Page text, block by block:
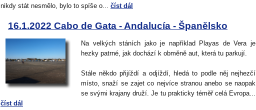
nikdy stát nesmělo, bylo to spíše o... číst dál
16.1.2022 Cabo de Gata - Andalucía - Španělsko
Na velkých stáních jako je například Playas de Vera je
hezky patrné, jak dochází k obměně aut, která tu parkují.
Stále někdo přijíždí a odjíždí, hledá to podle něj nejhezčí
místo, snaží se zajet co nejvíce stranou anebo se naopak
se svými krajany druží. Je tu prakticky téměř celá Evropa...
číst dál